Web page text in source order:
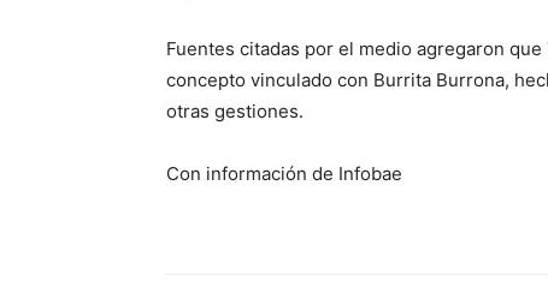
Fuentes citadas por el medio agregaron
concepto vinculado con Burrita Burrona,
otras gestiones.
Con información de Infobae